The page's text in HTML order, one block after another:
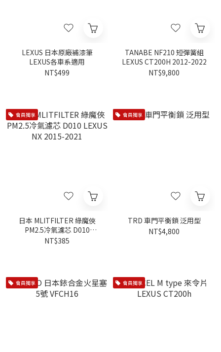
LEXUS 日本原廠補漆筆
LEXUS各車系適用
NT$499
TANABE NF210 短彈簧組
LEXUS CT200H 2012-2022
NT$9,800
會員獨享
日本 MLITFILTER 綠魔俠
PM2.5冷氣濾芯 D010
LEXUS NX 2015-2021
NT$385
會員獨享
TRD 車門平衡鎖 泛用型
NT$4,800
會員獨享 會員獨享